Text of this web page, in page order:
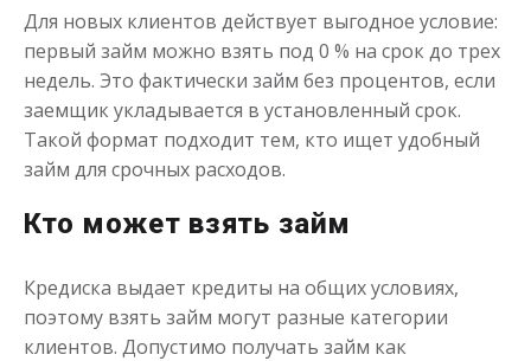
Моментальный займ
Срок от 1до 21 дня
Для новых клиентов действует выгодное условие:
первый займ можно взять под 0 % на срок до трех
недель. Это фактически займ без процентов, если
заемщик укладывается в установленный срок.
Такой формат подходит тем, кто ищет удобный
займ для срочных расходов.
Кто может взять займ
Кредиска выдает кредиты на общих условиях,
поэтому взять займ могут разные категории
клиентов. Допустимо получать займ как